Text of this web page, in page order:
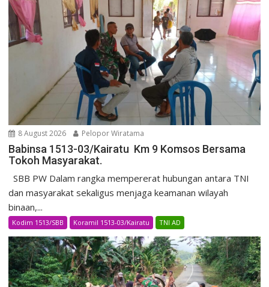
8 August 2026 Pelopor Wiratama
Babinsa 1513-03/Kairatu Km 9 Komsos Bersama
Tokoh Masyarakat.
SBB PW Dalam rangka mempererat hubungan antara TNI
dan masyarakat sekaligus menjaga keamanan wilayah
binaan,...
Kodim 1513/SBB Koramil 1513-03/Kairatu TNI AD